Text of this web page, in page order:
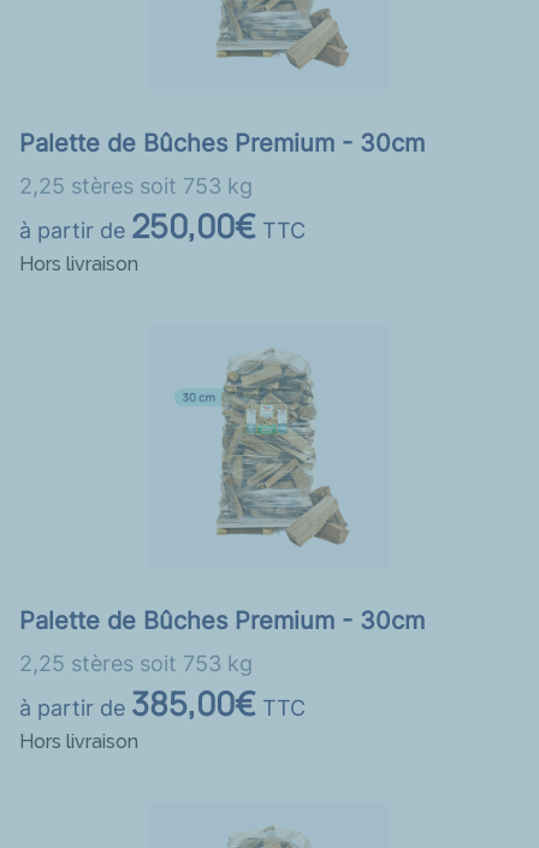
Palette de Bûches Premium - 30cm
2,25 stères soit 753 kg
à partir de 250,00€ TTC
Hors livraison
Palette de Bûches Premium - 30cm
2,25 stères soit 753 kg
à partir de 385,00€ TTC
Hors livraison